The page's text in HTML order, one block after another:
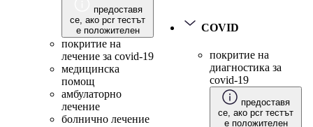
предоставя
се, ако pcr тестът
е положителен
покритие на
лечение за covid-19
медицинска
помощ
амбулаторно
лечение
болнично лечение
COVID
покритие на
диагностика за
covid-19
предоставя
се, ако pcr тестът
е положителен